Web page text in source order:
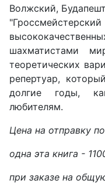
Волжский,
шахматистами
теоретических
репертуар,
долгие годы,
любителям.
Цена на отправку
одна эта книга -
при заказе на